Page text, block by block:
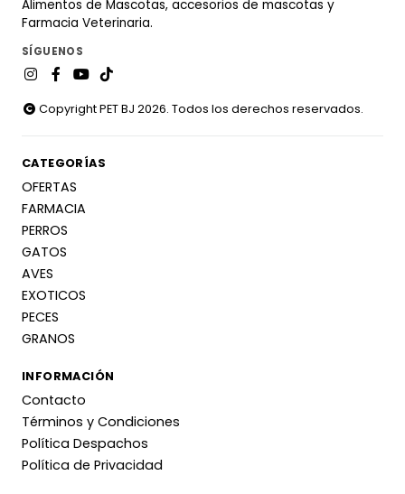
Alimentos de Mascotas, accesorios de mascotas y
Farmacia Veterinaria.
SÍGUENOS
Copyright PET BJ 2026. Todos los derechos reservados.
CATEGORÍAS
OFERTAS
FARMACIA
PERROS
GATOS
AVES
EXOTICOS
PECES
GRANOS
INFORMACIÓN
Contacto
Términos y Condiciones
Política Despachos
Política de Privacidad